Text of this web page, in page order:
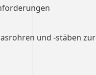
und -stäben zur